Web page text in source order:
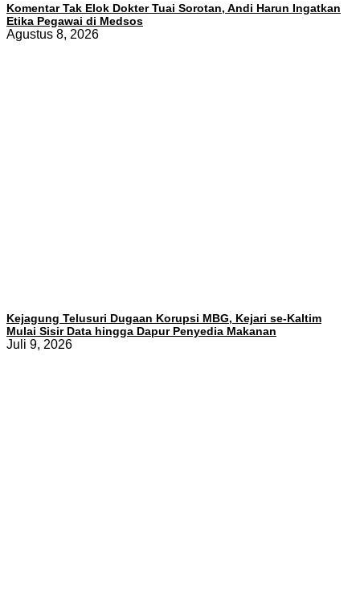
Komentar Tak Elok Dokter Tuai Sorotan, Andi Harun Ingatkan
Etika Pegawai di Medsos
Agustus 8, 2026
Kejagung Telusuri Dugaan Korupsi MBG, Kejari se-Kaltim
Mulai Sisir Data hingga Dapur Penyedia Makanan
Juli 9, 2026